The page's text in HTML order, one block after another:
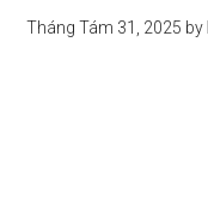
Tháng Tám 31, 2025 by